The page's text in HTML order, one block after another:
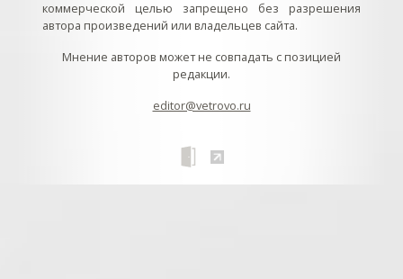
коммерческой целью запрещено без разрешения
автора произведений или владельцев сайта.
Мнение авторов может не совпадать с позицией
редакции.
editor@vetrovo.ru